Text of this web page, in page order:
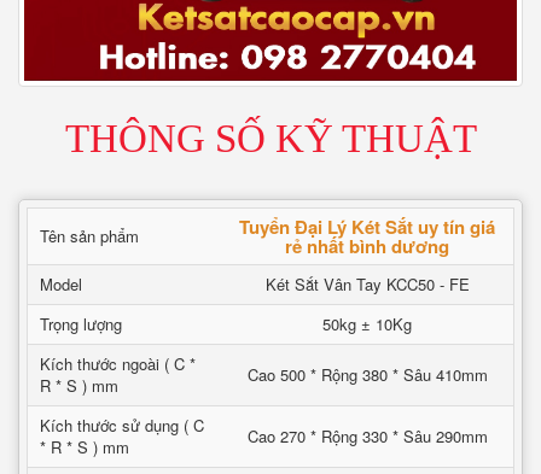
THÔNG SỐ KỸ THUẬT
Tên sản phẩm Tuyển Đại Lý Két Sắt uy tín giá
rẻ nhất bình dương
Model
Két Sắt Vân Tay KCC50 - FE
Trọng lượng
50kg ± 10Kg
Kích thước ngoài ( C *
R * S ) mm
Cao 500 * Rộng 380 * Sâu 410mm
Kích thước sử dụng ( C
* R * S ) mm
Cao 270 * Rộng 330 * Sâu 290mm